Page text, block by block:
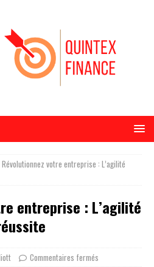
Révolutionnez votre entreprise : L’agilité
entreprise : L’agilité
Commentaires fermés